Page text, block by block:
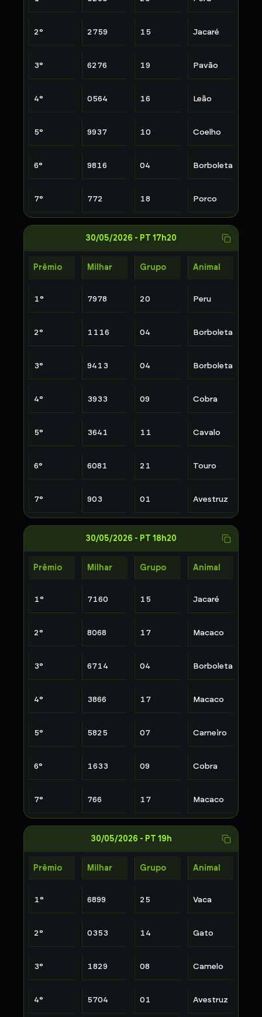
2° 2759 15 Jacaré
3° 6276 19 Pavão
4° 0564 16 Leão
5° 9937 10 Coelho
6° 9816 04 Borboleta
7° 772 18 Porco
30/05/2026 - PT 17h20
Prêmio Milhar Grupo Animal
1° 7978 20 Peru
2° 1116 04 Borboleta
3° 9413 04 Borboleta
4° 3933 09 Cobra
5° 3641 11 Cavalo
6° 6081 21 Touro
7° 903 01 Avestruz
30/05/2026 - PT 18h20
Prêmio Milhar Grupo Animal
1° 7160 15 Jacaré
2° 8068 17 Macaco
3° 6714 04 Borboleta
4° 3866 17 Macaco
5° 5825 07 Carneiro
6° 1633 09 Cobra
7° 766 17 Macaco
30/05/2026 - PT 19h
Prêmio Milhar Grupo Animal
1° 6899 25 Vaca
2° 0353 14 Gato
3° 1829 08 Camelo
4° 5704 01 Avestruz